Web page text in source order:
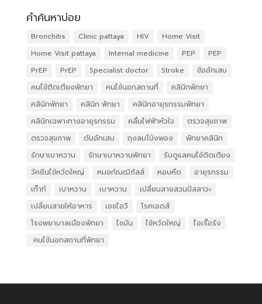
คำค้นหาบ่อย
Bronchitis Clinic pattaya HIV
Home Visit
Home Visit pattaya
Internal medicine PEP
PEP
PrEP
PrEP Specialist doctor Stroke
ข้ออักเสบ
คนไข้ติดเตียงพัทยา
คนไข้นอกสถานที่
คลินิกพัทยา
คลินิกพัทยา
คลินิก พัทยา
คลินิกอายุรกรรมพัทยา
คลินิกเฉพาะทางอายุรกรรม
คลื่นไฟฟ้าหัวใจ
ตรวจสุขภาพ
ตรวจสุขภาพ
ตับอักเสบ ถุงลมโป่งพอง
พัทยาคลินิก
รักษาเบาหวาน
รักษาเบาหวานพัทยา
รับดูแลคนไข้ติดเตียง
วัคซีนไข้หวัดใหญ่
หมอกัณฒิภัสส์ หอบหืด
อายุรกรรม
เก๊าท์
เบาหวาน เบาหวาน
เปลี่ยนสายสวนปัสสาวะ
เปลี่ยนสายให้อาหาร
เอชไอวี
โรคเอดส์
โรงพยาบาลเมืองพัทยา
ไขมัน ไข้หวัดใหญ่
ไอเรื้อรัง
​ คนไข้นอกสถานที่พัทยา